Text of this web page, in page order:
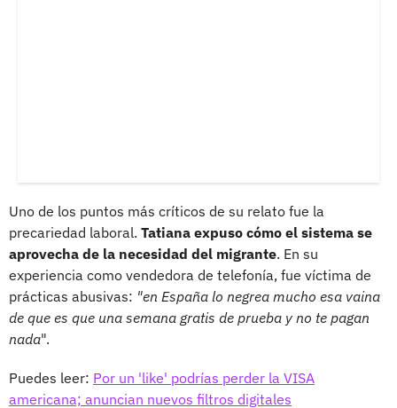
Uno de los puntos más críticos de su relato fue la
precariedad laboral. Tatiana expuso cómo el sistema se
aprovecha de la necesidad del migrante. En su
experiencia como vendedora de telefonía, fue víctima de
prácticas abusivas: "en España lo negrea mucho esa vaina
de que es que una semana gratis de prueba y no te pagan
nada".
Puedes leer: Por un 'like' podrías perder la VISA
americana; anuncian nuevos filtros digitales